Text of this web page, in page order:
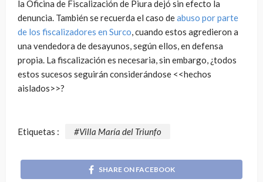
la Oficina de Fiscalización de Piura dejó sin efecto la
denuncia. También se recuerda el caso deabuso por parte
de los fiscalizadores en Surco, cuando estos agredieron a
una vendedora de desayunos, según ellos, en defensa
propia. La fiscalización es necesaria, sin embargo, ¿todos
estos sucesos seguirán considerándose <<hechos
aislados>>?
Etiquetas : #Villa María del Triunfo
SHARE ON FACEBOOK